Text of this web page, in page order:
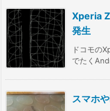
Xperia
発生
ドコモの
でたく
スマホ